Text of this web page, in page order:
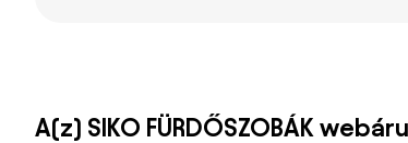
A(z) SIKO FÜRDŐSZOBÁK